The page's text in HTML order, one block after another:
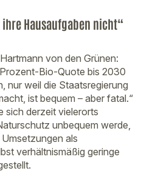
Hausaufgaben nicht“
von den Grünen:
Bio-Quote bis 2030
nur weil die Staatsregierung
ist bequem – aber fatal.“
sich derzeit vielerorts
unbequem werde,
als
verhältnismäßig geringe